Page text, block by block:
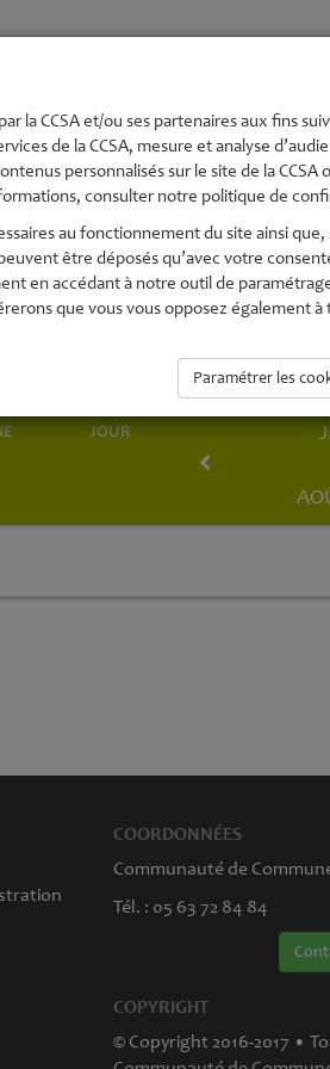
JOUR
COORDONNÉES
Communauté de
Tél. : 05 63 72 84 84
COPYRIGHT
© Copyright 2016-2017 •
la CCSA et/ou ses partenaires aux fins
de la CCSA, mesure et analyse
personnalisés sur le site de la
consulter notre politique de
au fonctionnement du site ainsi
être déposés qu’avec votre
en accédant à notre outil de
que vous vous opposez également
Paramétrer les